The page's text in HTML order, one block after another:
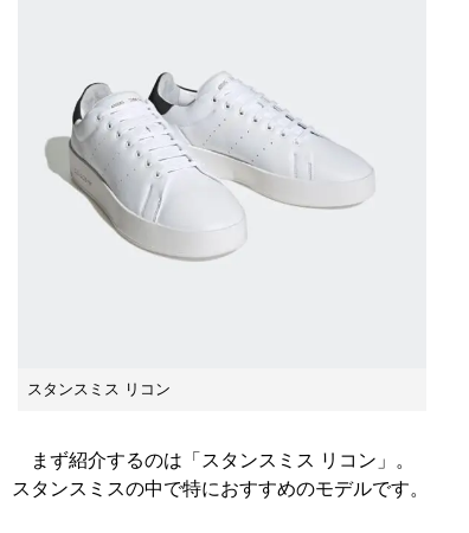
スタンスミス リコン
まず紹介するのは「スタンスミス リコン」。
スタンスミスの中で特におすすめのモデルです。